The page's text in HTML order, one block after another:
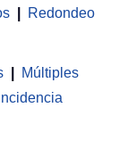
Redondeo
Múltiples